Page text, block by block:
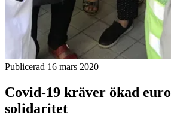
Publicerad 16 mars 2020
Covid-19 kräver ökad
solidaritet